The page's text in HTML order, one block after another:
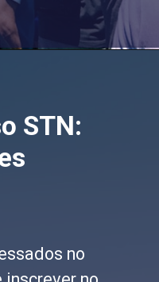
STN:
no